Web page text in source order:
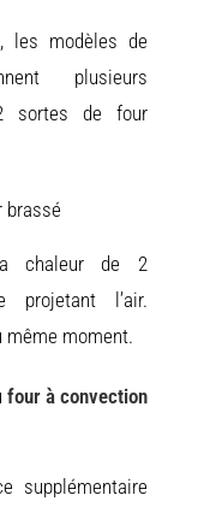
les modèles de
plusieurs
sortes de four
brassé
chaleur de 2
projetant l’air.
même moment.
four à convection
supplémentaire